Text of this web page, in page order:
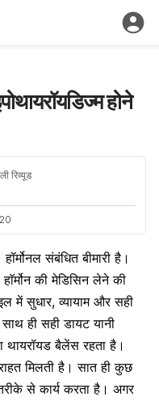
होने
रिव्यूड
संबंधित बीमारी है।
की मेडिसिन लेने की
में सुधार, व्यायाम और सही
ही सही डायट यानी
थायरॉयड बैलेंस रहता है।
मिलती है। सात ही कुछ
से कार्य करता है। अगर